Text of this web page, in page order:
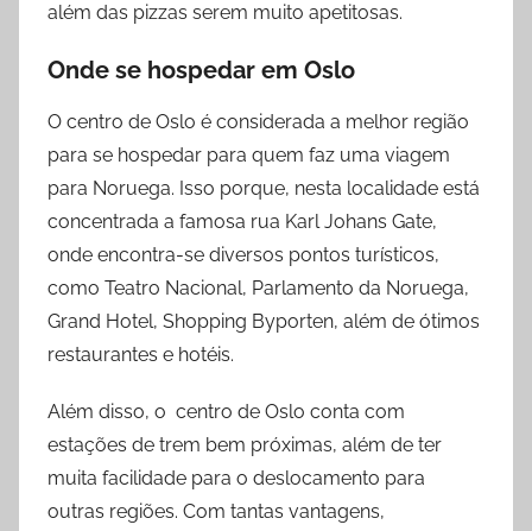
além das pizzas serem muito apetitosas.
Onde se hospedar em Oslo
O centro de Oslo é considerada a melhor região
para se hospedar para quem faz uma viagem
para Noruega. Isso porque, nesta localidade está
concentrada a famosa rua Karl Johans Gate,
onde encontra-se diversos pontos turísticos,
como Teatro Nacional, Parlamento da Noruega,
Grand Hotel, Shopping Byporten, além de ótimos
restaurantes e hotéis.
Além disso, o centro de Oslo conta com
estações de trem bem próximas, além de ter
muita facilidade para o deslocamento para
outras regiões. Com tantas vantagens,